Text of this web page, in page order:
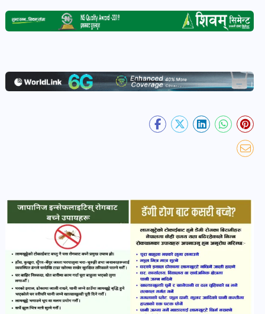
पोष्ट
र
खेलाडी
स्वास्थ्य
पोष्ट
प्रवास